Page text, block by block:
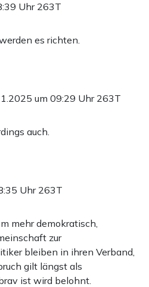
Uhr 263T
es richten.
um 09:29 Uhr 263T
auch.
Uhr 263T
mehr demokratisch,
zur
bleiben in ihren Verband,
gilt längst als
ist wird belohnt.